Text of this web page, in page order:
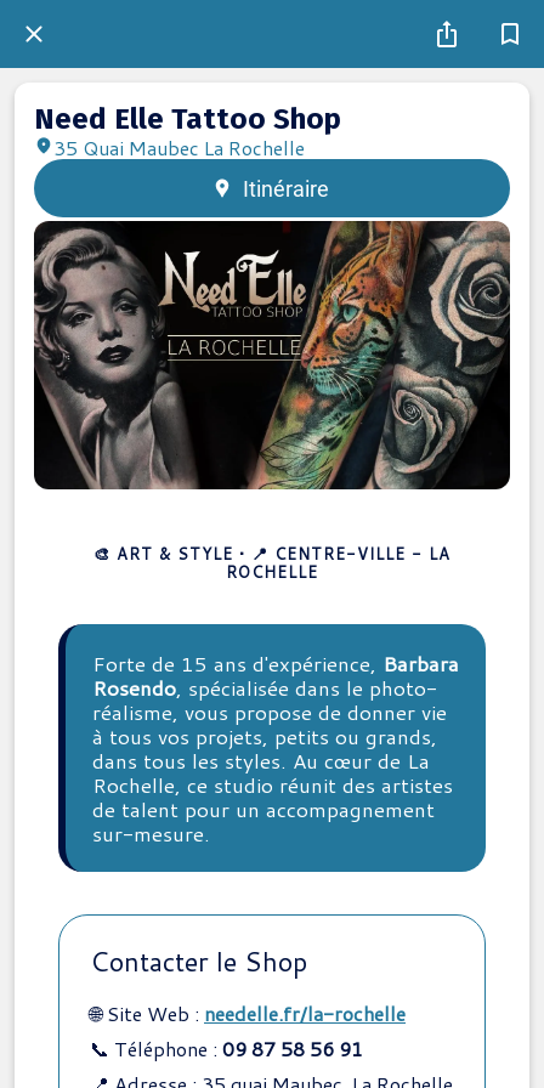
Need Elle Tattoo Shop
35 Quai Maubec La Rochelle
Itinéraire
🎨 ART & STYLE • 📍 CENTRE-VILLE - LA
ROCHELLE
Forte de 15 ans d'expérience, Barbara
Rosendo , spécialisée dans le photo-
réalisme, vous propose de donner vie
à tous vos projets, petits ou grands,
dans tous les styles. Au cœur de La
Rochelle, ce studio réunit des artistes
de talent pour un accompagnement
sur-mesure.
Contacter le Shop
🌐 Site Web : needelle.fr/la-rochelle
📞 Téléphone : 09 87 58 56 91